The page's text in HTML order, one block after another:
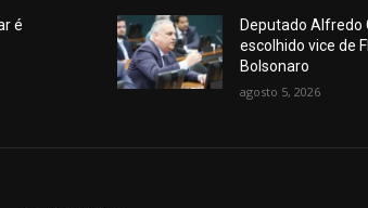
é
Deputado Alfredo
escolhido vice de
Bolsonaro
agosto 5, 2026